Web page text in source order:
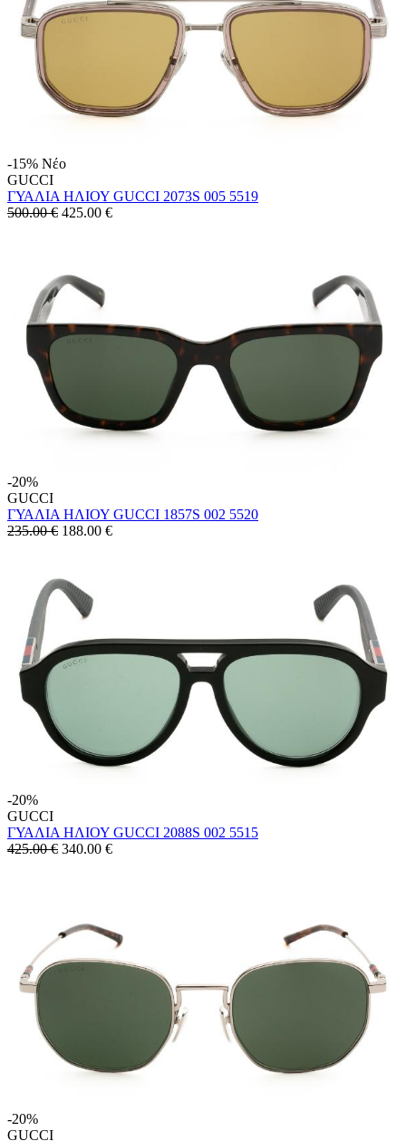
-15% Νέο
GUCCI
ΓΥΑΛΙΑ ΗΛΙΟΥ GUCCI 2073S 005 5519
500.00 € 425.00 €
-20%
GUCCI
ΓΥΑΛΙΑ ΗΛΙΟΥ GUCCI 1857S 002 5520
235.00 € 188.00 €
-20%
GUCCI
ΓΥΑΛΙΑ ΗΛΙΟΥ GUCCI 2088S 002 5515
425.00 € 340.00 €
-20%
GUCCI